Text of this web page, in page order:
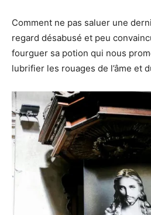
Comment ne pas saluer une
regard désabusé et peu
fourguer sa potion qui nous
lubrifier les rouages de l’âme et